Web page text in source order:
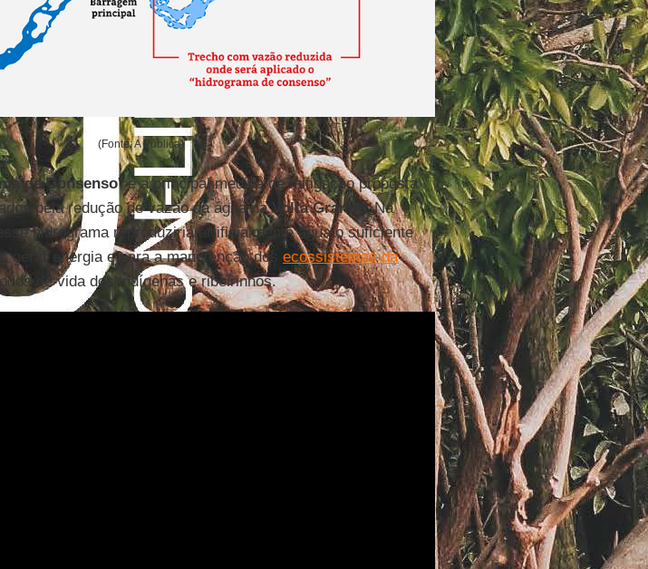
(Fonte: A Pública)
de Consenso” é a principal medida de mitigação proposta
pela redução de vazão da água naVolta Grande. Na
hidrograma reproduziria artificialmente água o suficiente
gerar energia e para a manutenção dos ecossistemas da
de vida dos indígenas e ribeirinhos.